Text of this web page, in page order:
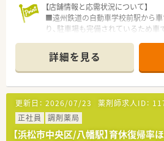
ナくるみん」を認定を取得しています
男性の育児休暇取得実績あり！
妊婦通院休暇：ご懐妊が確認された
れる通院のために取得できます。
妊婦短時間勤務：ご懐妊が確認され
きる制度です。
育児休業：ライフスタイルに合わせ
育児休業期間を検討できます。
育児休業特別有給休暇：育児休業
して給与が支給されます。
看護休暇：小学校就学前の子を養育
子の看護のために取得できます。
【店舗情報と応需状況について】
■遠州鉄道の自動車学校前駅から
り、駐車場も完備されているため車
応需しており、耳鼻科・眼科・内科
需しています。
■常勤薬剤師4名に加え、複数のパ
在籍しており、常時3〜4名体制で
ています。
【法人特徴について】
■1981年の創業以来、浜松エリア
詳細を見る
更新日： 2026/07/23 薬剤師求人ID：
正社員
調剤薬局
【浜松市中央区/八幡駅】育休復帰